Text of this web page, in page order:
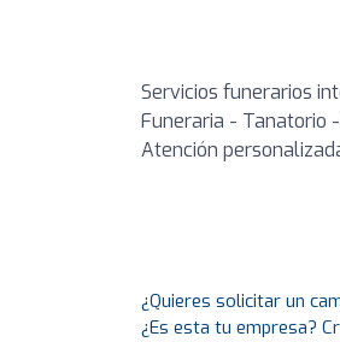
Servicios funerarios
Funeraria - Tanatorio
Atención
¿Quieres solicitar un
¿Es esta tu empresa?